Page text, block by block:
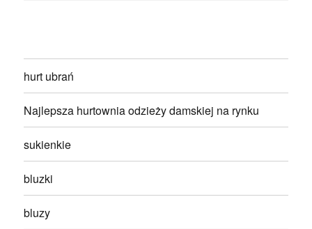
hurt ubrań
Najlepsza hurtownia odzieży damskiej na rynku
sukienkie
bluzki
bluzy